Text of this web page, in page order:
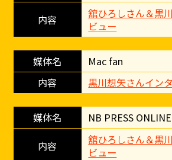
舘ひろしさん＆黒
ビュー
Mac fan
黒川想矢さんイン
NB PRESS ONLINE
舘ひろしさん＆黒
ビュー